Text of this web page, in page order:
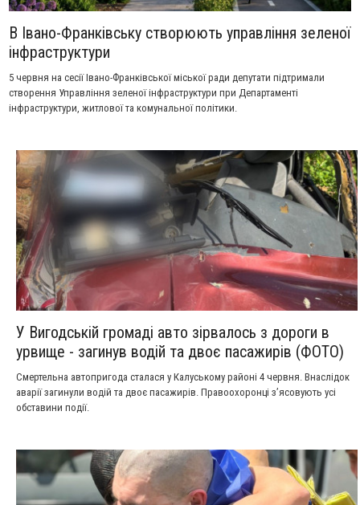
В Івано-Франківську створюють управління зеленої
інфраструктури
5 червня на сесії Івано-Франківської міської ради депутати підтримали
створення Управління зеленої інфраструктури при Департаменті
інфраструктури, житлової та комунальної політики.
У Вигодській громаді авто зірвалось з дороги в
урвище - загинув водій та двоє пасажирів (ФОТО)
Смертельна автопригода сталася у Калуському районі 4 червня. Внаслідок
аварії загинули водій та двоє пасажирів. Правоохоронці з’ясовують усі
обставини події.